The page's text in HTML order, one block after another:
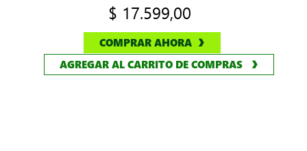
$ 17.599,00
COMPRAR AHORA